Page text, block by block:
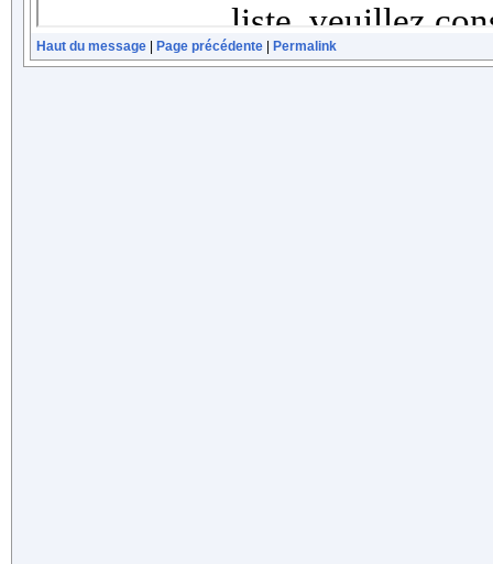
Haut du message Page précédente Permalink